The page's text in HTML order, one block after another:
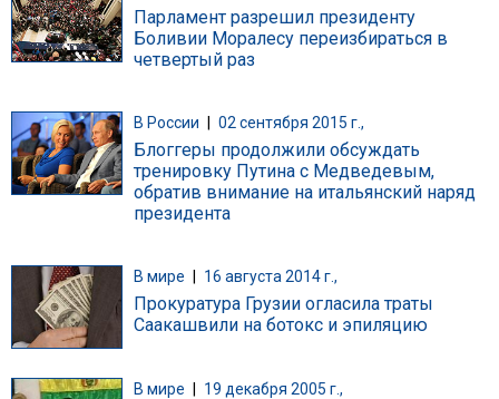
Парламент разрешил президенту
Боливии Моралесу переизбираться в
четвертый раз
В России 02 сентября 2015 г.,
Блоггеры продолжили обсуждать
тренировку Путина с Медведевым,
обратив внимание на итальянский наряд
президента
В мире 16 августа 2014 г.,
Прокуратура Грузии огласила траты
Саакашвили на ботокс и эпиляцию
В мире | 19 декабря 2005 г.,